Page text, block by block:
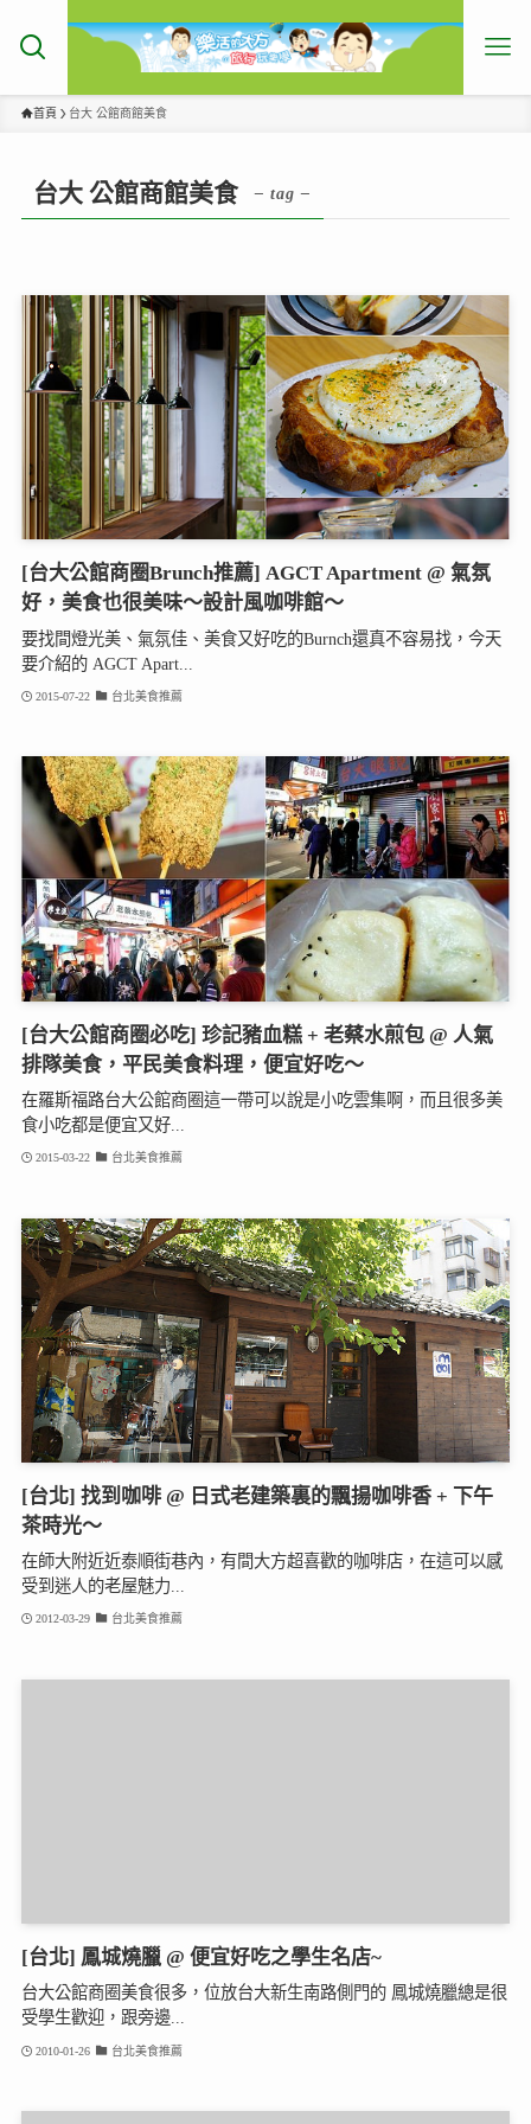
首頁 台大 公館商館美食
台大 公館商館美食 – tag –
[台大公館商圈Brunch推薦] AGCT Apartment @ 氣氛
好，美食也很美味～設計風咖啡館～
要找間燈光美、氣氛佳、美食又好吃的Burnch還真不容易找，今天
要介紹的 AGCT Apart...
2015-07-22 台北美食推薦
[台大公館商圈必吃] 珍記豬血糕 + 老蔡水煎包 @ 人氣
排隊美食，平民美食料理，便宜好吃～
在羅斯福路台大公館商圈這一帶可以說是小吃雲集啊，而且很多美
食小吃都是便宜又好...
2015-03-22 台北美食推薦
[台北] 找到咖啡 @ 日式老建築裏的飄揚咖啡香 + 下午
茶時光～
在師大附近近泰順街巷內，有間大方超喜歡的咖啡店，在這可以感
受到迷人的老屋魅力...
2012-03-29 台北美食推薦
[台北] 鳳城燒臘 @ 便宜好吃之學生名店~
台大公館商圈美食很多，位放台大新生南路側門的 鳳城燒臘總是很
受學生歡迎，跟旁邊...
2010-01-26 台北美食推薦